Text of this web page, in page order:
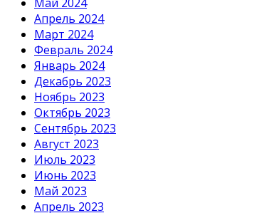
Апрель 2024
Март 2024
Февраль 2024
Январь 2024
Декабрь 2023
Ноябрь 2023
Октябрь 2023
Сентябрь 2023
Август 2023
Июль 2023
Июнь 2023
Май 2023
Апрель 2023